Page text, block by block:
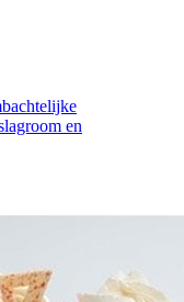
en